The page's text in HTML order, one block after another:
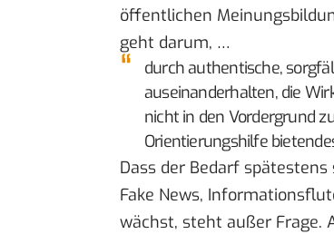
öffentlichen
geht darum, …
durch authentische,
auseinanderhalten, die
nicht in den Vordergrund
Orientierungshilfe
Dass der Bedarf
Fake News,
wächst, steht außer Frage.